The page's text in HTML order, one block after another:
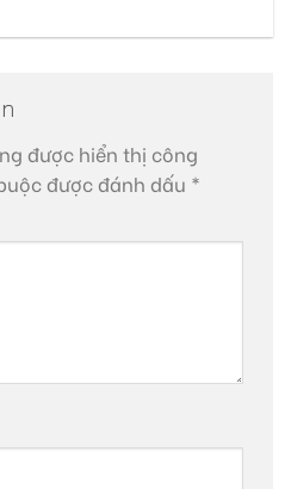
được hiển thị công
được đánh dấu *